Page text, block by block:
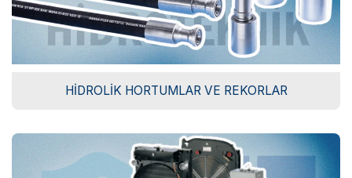
HIDROLIK HORTUMLAR VE REKORLAR